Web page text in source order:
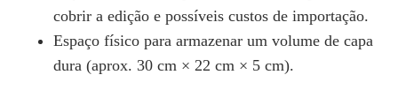
cobrir a edição e possíveis custos de importação.
Espaço físico para armazenar um volume de capa
dura (aprox. 30 cm × 22 cm × 5 cm).